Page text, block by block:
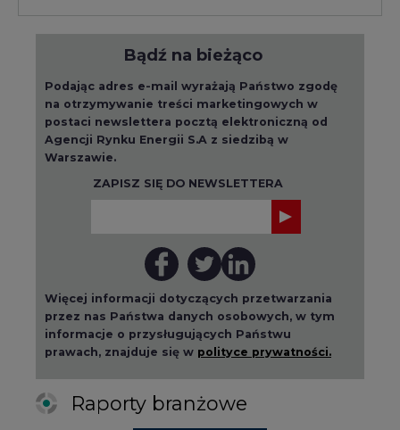
Bądź na bieżąco
Podając adres e-mail wyrażają Państwo zgodę
na otrzymywanie treści marketingowych w
postaci newslettera pocztą elektroniczną od
Agencji Rynku Energii S.A z siedzibą w
Warszawie.
ZAPISZ SIĘ DO NEWSLETTERA
Więcej informacji dotyczących przetwarzania
przez nas Państwa danych osobowych, w tym
informacje o przysługujących Państwu
prawach, znajduje się w polityce prywatności.
Raporty branżowe